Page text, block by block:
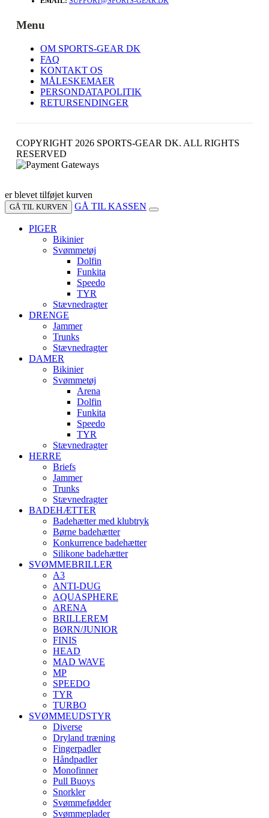
Menu
OM SPORTS-GEAR DK
FAQ
KONTAKT OS
MÅLESKEMAER
PERSONDATAPOLITIK
RETURSENDINGER
COPYRIGHT 2026 SPORTS-GEAR DK. ALL RIGHTS
RESERVED
er blevet tilføjet kurven
GÅ TIL KURVEN GÅ TIL KASSEN
PIGER
Bikinier
Svømmetøj
Dolfin
Funkita
Speedo
TYR
Stævnedragter
DRENGE
Jammer
Trunks
Stævnedragter
DAMER
Bikinier
Svømmetøj
Arena
Dolfin
Funkita
Speedo
TYR
Stævnedragter
HERRE
Briefs
Jammer
Trunks
Stævnedragter
BADEHÆTTER
Badehætter med klubtryk
Børne badehætter
Konkurrence badehætter
Silikone badehætter
SVØMMEBRILLER
A3
ANTI-DUG
AQUASPHERE
ARENA
BRILLEREM
BØRN/JUNIOR
FINIS
HEAD
MAD WAVE
MP
SPEEDO
TYR
TURBO
SVØMMEUDSTYR
Diverse
Dryland træning
Fingerpadler
Håndpadler
Monofinner
Pull Buoys
Snorkler
Svømmefødder
Svømmeplader